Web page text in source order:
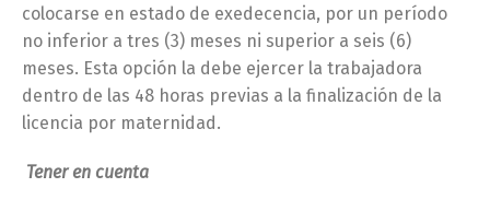
colocarse en estado de exedecencia, por un período
no inferior a tres (3) meses ni superior a seis (6)
meses. Esta opción la debe ejercer la trabajadora
dentro de las 48 horas previas a la finalización de la
licencia por maternidad.
Tener en cuenta